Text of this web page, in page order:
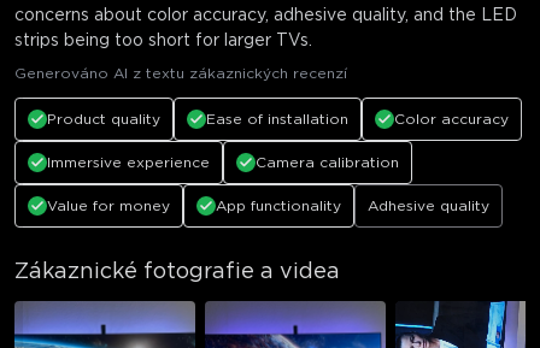
concerns about color accuracy, adhesive quality, and the LED
strips being too short for larger TVs.
Generováno AI z textu zákaznických recenzí
Product quality Ease of installation Color accuracy
Immersive experience Camera calibration
Value for money App functionality Adhesive quality
Zákaznické fotografie a videa